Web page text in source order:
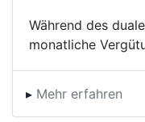
Während des
monatliche
▸ Mehr erfahren